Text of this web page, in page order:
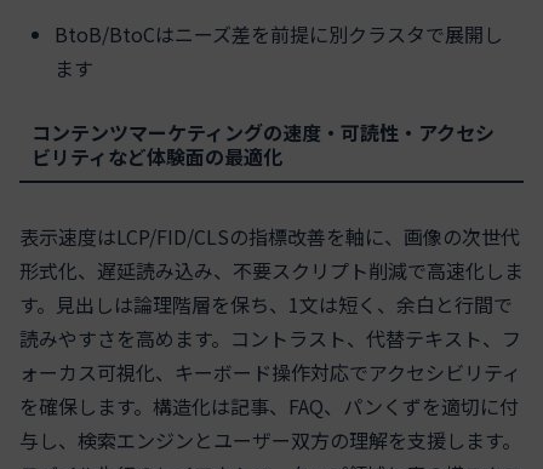
BtoB/BtoCはニーズ差を前提に別クラスタで展開し
ます
コンテンツマーケティングの速度・可読性・アクセシ
ビリティなど体験面の最適化
表示速度はLCP/FID/CLSの指標改善を軸に、画像の次世代
形式化、遅延読み込み、不要スクリプト削減で高速化しま
す。見出しは論理階層を保ち、1文は短く、余白と行間で
読みやすさを高めます。コントラスト、代替テキスト、フ
ォーカス可視化、キーボード操作対応でアクセシビリティ
を確保します。構造化は記事、FAQ、パンくずを適切に付
与し、検索エンジンとユーザー双方の理解を支援します。